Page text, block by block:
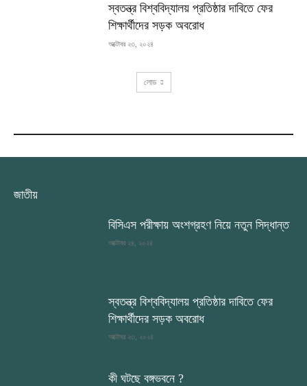
স্বতন্ত্র বিশ্ববিদ্যালয় প্রতিষ্ঠার দাবিতে ফের
শিক্ষার্থীদের সড়ক অবরোধ
অক্টোবর ২৩, ২০২৪
লোড
জাতীয়
বিসিএস পরীক্ষায় অংশগ্রহণ নিয়ে নতুন সিদ্ধান্ত
অক্টোবর ২৪, ২০২৪
স্বতন্ত্র বিশ্ববিদ্যালয় প্রতিষ্ঠার দাবিতে ফের
শিক্ষার্থীদের সড়ক অবরোধ
অক্টোবর ২৩, ২০২৪
কী ঘটছে বঙ্গভবনে ?